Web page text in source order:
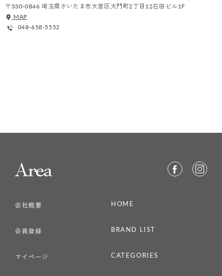
〒330-0846 埼玉県さいたま市大宮区大門町2丁目12石田ビル1F
MAP
048-658-5552
会社概要
会員登録
マイページ
HOME
BRAND LIST
CATEGORIES